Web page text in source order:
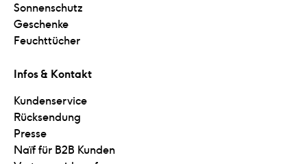
Sonnenschutz
Geschenke
Feuchttücher
Infos & Kontakt
Kundenservice
Rücksendung
Presse
Naïf für B2B Kunden